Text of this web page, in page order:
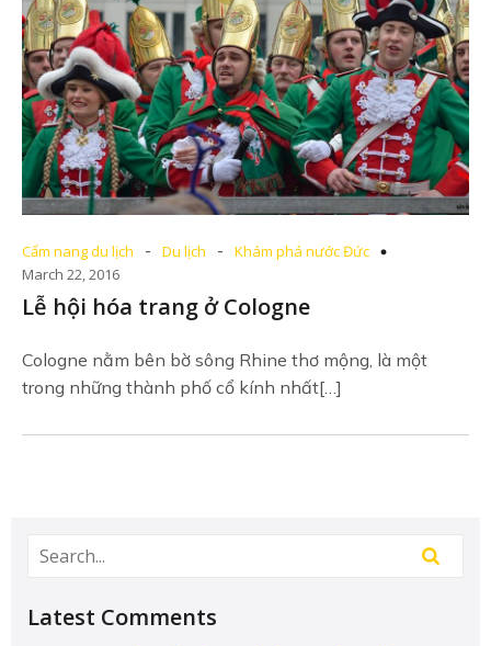
Cẩm nang du lịch - Du lịch -
Khám phá nước Đức
March 22, 2016
Lễ hội hóa trang ở Cologne
Cologne nằm bên bờ sông Rhine thơ mộng, là một
trong những thành phố cổ kính nhất[…]
Latest Comments